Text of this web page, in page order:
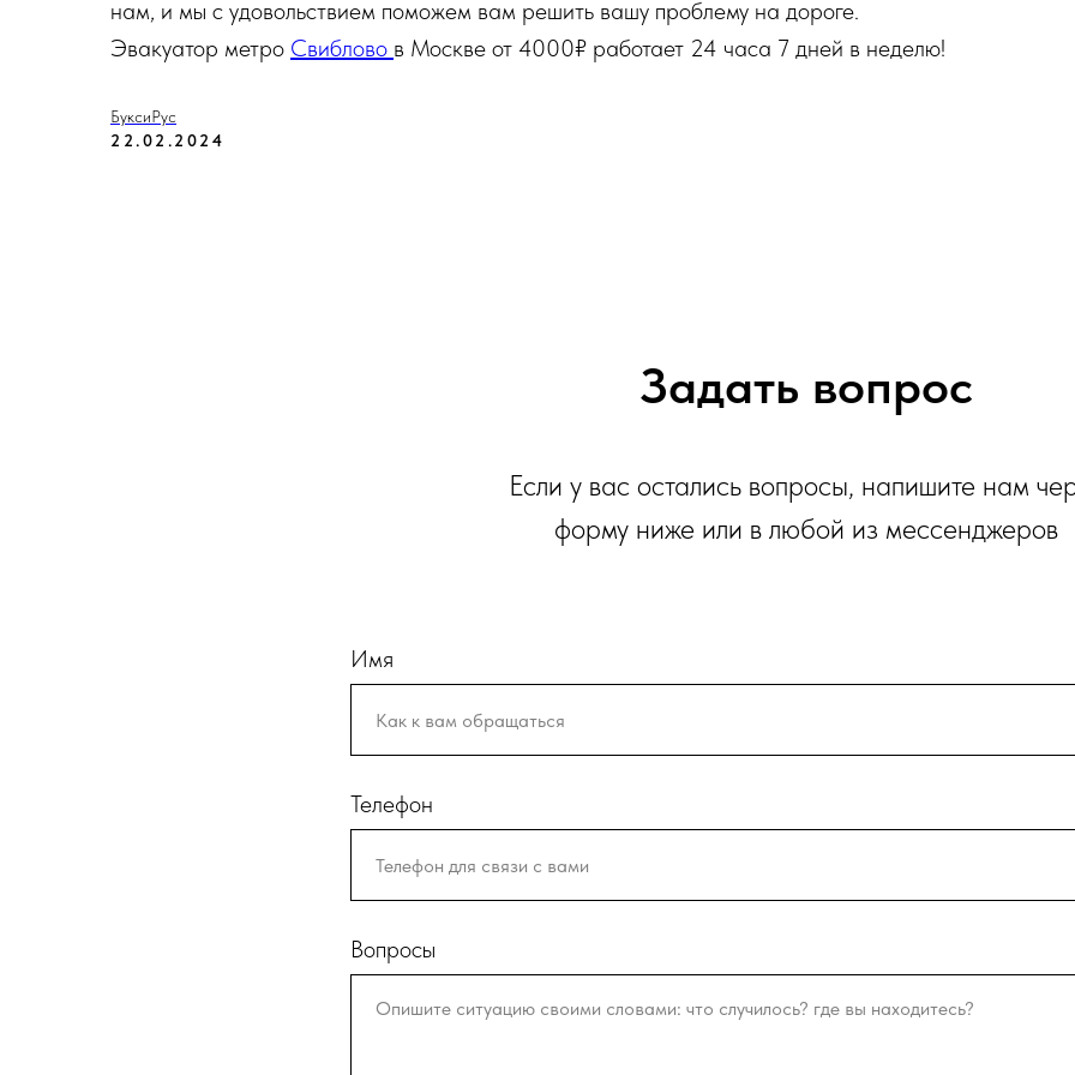
нам, и мы с удовольствием поможем вам решить вашу проблему на дороге.
Эвакуатор метро Свиблово в Москве от 4000₽ работает 24 часа 7 дней в неделю!
БуксиРус
22.02.2024
Задать вопрос
Если у вас остались вопросы, напишите нам
форму ниже или в любой из мессенджеров
Имя
Телефон
Вопросы